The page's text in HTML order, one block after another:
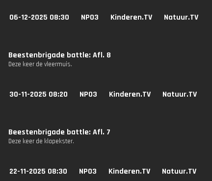
06-12-2025 08:30 NPO3 Kinderen.TV Natuur.TV
Beestenbrigade battle: Afl. 8
Deze keer de vleermuis.
30-11-2025 08:20 NPO3 Kinderen.TV Natuur.TV
Beestenbrigade battle: Afl. 7
Deze keer de klapekster.
22-11-2025 08:30 NPO3 Kinderen.TV Natuur.TV